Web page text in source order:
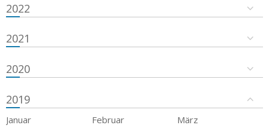
2022
2021
2020
2019
Januar Februar
März